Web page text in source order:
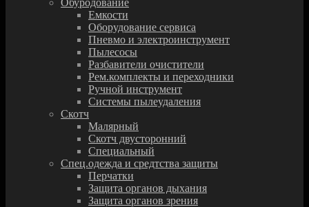
Обуродование
Емкости
Оборудование сервиса
Пневмо и электроинструмент
Пылесосы
Разбавители очистители
Рем.комплекты и переходники
Ручной инструмент
Системы пылеудаления
Скотч
Малярный
Скотч двусторонний
Специальный
Спец.одежда и средтства защиты
Перчатки
Защита органов дыхания
Защита органов зрения